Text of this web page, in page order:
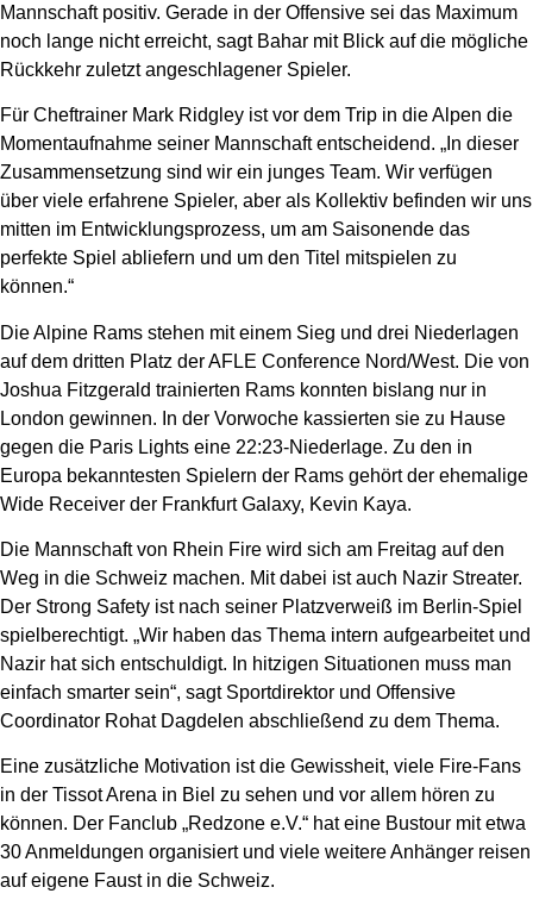
Mannschaft positiv. Gerade in der Offensive sei das Maximum
noch lange nicht erreicht, sagt Bahar mit Blick auf die mögliche
Rückkehr zuletzt angeschlagener Spieler.
Für Cheftrainer Mark Ridgley ist vor dem Trip in die Alpen die
Momentaufnahme seiner Mannschaft entscheidend. „In dieser
Zusammensetzung sind wir ein junges Team. Wir verfügen
über viele erfahrene Spieler, aber als Kollektiv befinden wir uns
mitten im Entwicklungsprozess, um am Saisonende das
perfekte Spiel abliefern und um den Titel mitspielen zu
können.“
Die Alpine Rams stehen mit einem Sieg und drei Niederlagen
auf dem dritten Platz der AFLE Conference Nord/West. Die von
Joshua Fitzgerald trainierten Rams konnten bislang nur in
London gewinnen. In der Vorwoche kassierten sie zu Hause
gegen die Paris Lights eine 22:23-Niederlage. Zu den in
Europa bekanntesten Spielern der Rams gehört der ehemalige
Wide Receiver der Frankfurt Galaxy, Kevin Kaya.
Die Mannschaft von Rhein Fire wird sich am Freitag auf den
Weg in die Schweiz machen. Mit dabei ist auch Nazir Streater.
Der Strong Safety ist nach seiner Platzverweiß im Berlin-Spiel
spielberechtigt. „Wir haben das Thema intern aufgearbeitet und
Nazir hat sich entschuldigt. In hitzigen Situationen muss man
einfach smarter sein“, sagt Sportdirektor und Offensive
Coordinator Rohat Dagdelen abschließend zu dem Thema.
Eine zusätzliche Motivation ist die Gewissheit, viele Fire-Fans
in der Tissot Arena in Biel zu sehen und vor allem hören zu
können. Der Fanclub „Redzone e.V.“ hat eine Bustour mit etwa
30 Anmeldungen organisiert und viele weitere Anhänger reisen
auf eigene Faust in die Schweiz.